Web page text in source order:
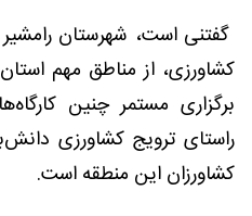
گفتنی است، شهرستان
کشاورزی، از مناطق مهم
برگزاری مستمر چنین
راستای ترویج کشاورزی
کشاورزان این منطقه است.